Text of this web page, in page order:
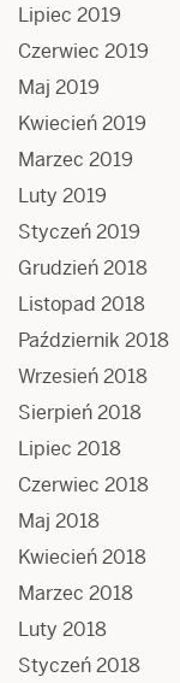
Lipiec 2019
Czerwiec 2019
Maj 2019
Kwiecień 2019
Marzec 2019
Luty 2019
Styczeń 2019
Grudzień 2018
Listopad 2018
Październik 2018
Wrzesień 2018
Sierpień 2018
Lipiec 2018
Czerwiec 2018
Maj 2018
Kwiecień 2018
Marzec 2018
Luty 2018
Styczeń 2018